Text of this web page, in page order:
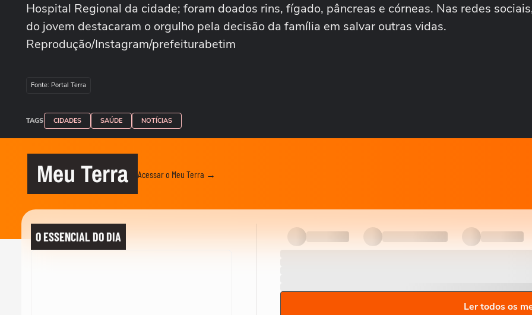
Hospital Regional da cidade; foram doados rins, fígado, pâncreas e córneas. Nas redes
do jovem destacaram o orgulho pela decisão da família em salvar outras vidas.
Reprodução/Instagram/prefeiturabetim
Fonte: Portal Terra
TAGS CIDADES SAÚDE NOTÍCIAS
Meu Terra Acessar o Meu Terra →
O ESSENCIAL DO DIA
Ler todos os